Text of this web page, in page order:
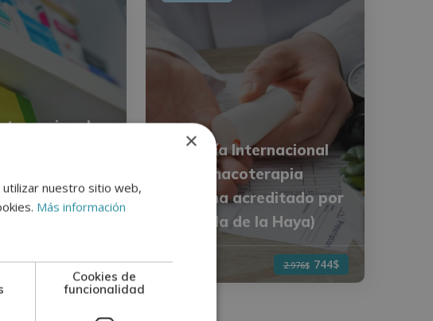
por
2.976$ 744$
Maestría Internacional
en Farmacoterapia
(Diploma acreditado por
Apostilla de la Haya)
2.976$ 744$
×
utilizar nuestro sitio web,
Más información
Cookies de
funcionalidad